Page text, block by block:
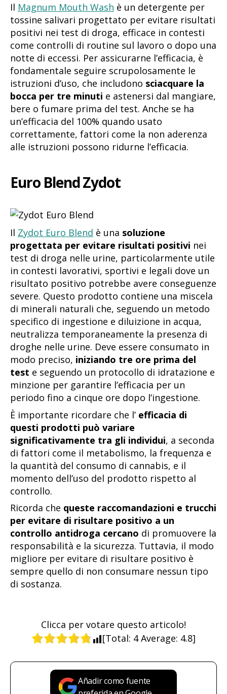
Il Magnum Mouth Wash è un detergente per
tossine salivari progettato per evitare risultati
positivi nei test di droga, efficace in contesti
come controlli di routine sul lavoro o dopo una
notte di eccessi. Per assicurarne l’efficacia, è
fondamentale seguire scrupolosamente le
istruzioni d’uso, che includono sciacquare la
bocca per tre minuti e astenersi dal mangiare,
bere o fumare prima del test. Anche se ha
un’efficacia del 100% quando usato
correttamente, fattori come la non aderenza
alle istruzioni possono ridurne l’efficacia.
Euro Blend Zydot
Il Zydot Euro Blend è una soluzione
progettata per evitare risultati positivi nei
test di droga nelle urine, particolarmente utile
in contesti lavorativi, sportivi e legali dove un
risultato positivo potrebbe avere conseguenze
severe. Questo prodotto contiene una miscela
di minerali naturali che, seguendo un metodo
specifico di ingestione e diluizione in acqua,
neutralizza temporaneamente la presenza di
droghe nelle urine. Deve essere consumato in
modo preciso, iniziando tre ore prima del
test e seguendo un protocollo di idratazione e
minzione per garantire l’efficacia per un
periodo fino a cinque ore dopo l’ingestione.
È importante ricordare che l’ efficacia di
questi prodotti può variare
significativamente tra gli individui, a seconda
di fattori come il metabolismo, la frequenza e
la quantità del consumo di cannabis, e il
momento dell’uso del prodotto rispetto al
controllo.
Ricorda che queste raccomandazioni e trucchi
per evitare di risultare positivo a un
controllo antidroga cercano di promuovere la
responsabilità e la sicurezza. Tuttavia, il modo
migliore per evitare di risultare positivo è
sempre quello di non consumare nessun tipo
di sostanza.
Clicca per votare questo articolo!
[Total: 4Average: 4.8]
Añadir como fuente